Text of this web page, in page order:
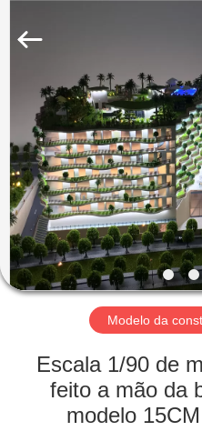
CASA
PRODUTOS
SOBRE
NÓS
EXCURSÃO
FÁBRICA
CONTROLE
arquitetura
supplier.
Copyright
Guangzhou
Shangye
Co.,Ltd.
Rights
Reserved.
Modelo da
Escala 1/90 de
feito a mão da
modelo